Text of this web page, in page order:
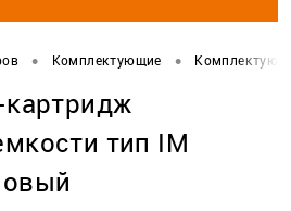
• Комплектующие •
тип IM